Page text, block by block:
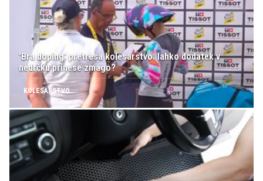
'Bra doping' pretresa kolesarstvo: lahko dodatek v
nedrčku prinese zmago?
KOLESARSTVO